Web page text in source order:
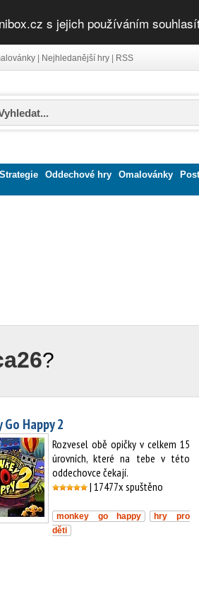
s jejich používáním
Nejhledanější hry RSS
Strategie Oddechové hry Omalovánky
?
Go Happy 2
Rozvesel obě opičky v celkem 15
úrovních, které na tebe v této
oddechovce čekají.
| 17477x spuštěno
monkey go happy
hry pro
děti